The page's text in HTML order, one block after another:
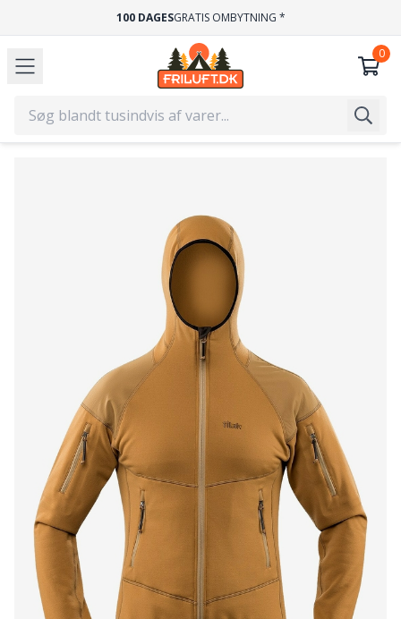
100 DAGESGRATIS OMBYTNING *